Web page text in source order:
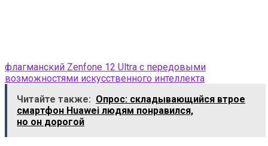
флагманский Zenfone 12 Ultra с передовыми
возможностями искусственного интеллекта
Читайте также: Опрос: складывающийся втрое
смартфон Huawei людям понравился,
но он дорогой